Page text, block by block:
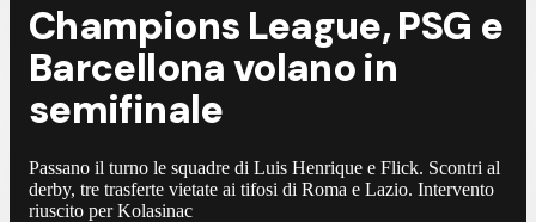
Champions League, PSG e
Barcellona volano in
semifinale
Passano il turno le squadre di Luis Henrique e Flick. Scontri al
derby, tre trasferte vietate ai tifosi di Roma e Lazio. Intervento
riuscito per Kolasinac